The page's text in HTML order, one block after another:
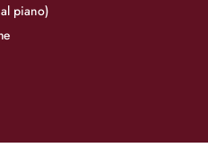
piano)